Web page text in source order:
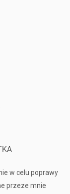
w celu poprawy
przeze mnie